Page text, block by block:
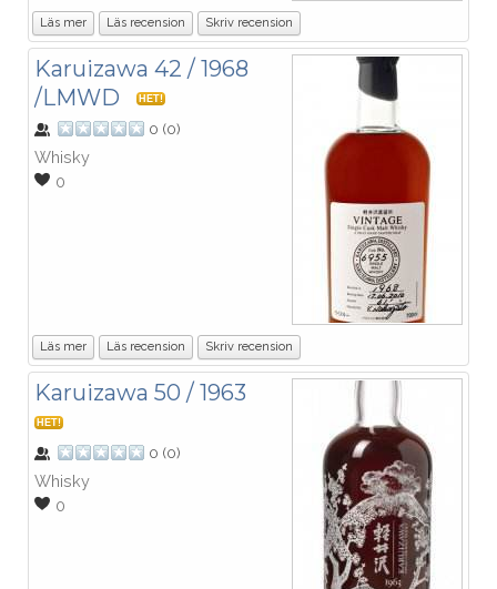
Läs mer Läs recension Skriv recension
Karuizawa 42 / 1968
/LMWD
HET!
0 (0)
Whisky
0
Läs mer Läs recension Skriv recension
Karuizawa 50 / 1963
HET!
0 (0)
Whisky
0